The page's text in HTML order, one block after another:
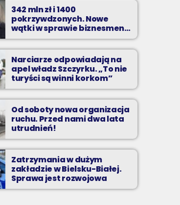
342 mln zł i 1400
pokrzywdzonych. Nowe
wątki w sprawie biznesmena
z Bielska-Białej
Narciarze odpowiadają na
apel władz Szczyrku. „To nie
turyści są winni korkom”
Od soboty nowa organizacja
ruchu. Przed nami dwa lata
utrudnień!
Zatrzymania w dużym
zakładzie w Bielsku-Białej.
Sprawa jest rozwojowa